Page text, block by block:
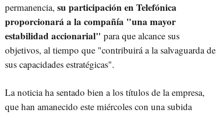
permanencia, su participación en Telefónica
proporcionará a la compañía "una mayor
estabilidad accionarial" para que alcance sus
objetivos, al tiempo que "contribuirá a la salvaguarda de
sus capacidades estratégicas".
La noticia ha sentado bien a los títulos de la empresa,
que han amanecido este miércoles con una subida